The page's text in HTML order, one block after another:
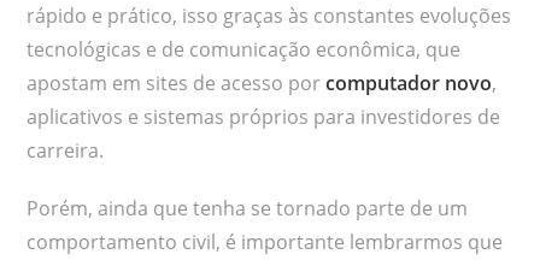
rápido e prático, isso graças às constantes evoluções
tecnológicas e de comunicação econômica, que
apostam em sites de acesso porcomputador novo,
aplicativos e sistemas próprios para investidores de
carreira.
Porém, ainda que tenha se tornado parte de um
comportamento civil, é importante lembrarmos que